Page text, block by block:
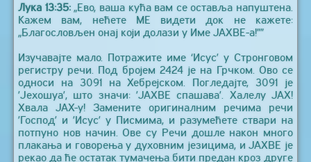
Лука 13:35:„Ево, ваша кућа вам се оставља напуштена.
Кажем вам, нећете МЕ видети док не кажете:
„Благословљен онај који долази у Име ЈАХВЕ-а!””
Изучавајте мало. Потражите име ‘Исус’ у Стронговом
регистру речи. Под бројем 2424 је на Грчком. Ово се
односи на 3091 на Хебрејском. Погледајте, 3091 је
’Јехошуа’, што значи: ’ЈАХВЕ спашава’. Халелу ЈАХ!
Хвала ЈАХ-у! Замените оригиналним речима речи
’Господ’ и ’Исус’ у Писмима, и разумећете ствари на
потпуно нов начин. Ове су Речи дошле након много
плакања и говорења у духовним језицима, и ЈАХВЕ је
рекао да ће остатак тумачења бити предан кроз друге